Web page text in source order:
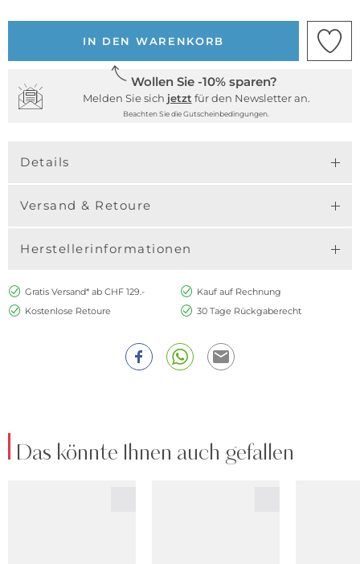
IN DEN WARENKORB
Wollen Sie -10% sparen?
Melden Sie sich jetzt für den Newsletter an.
Beachten Sie die Gutscheinbedingungen.
Details
Versand & Retoure
Herstellerinformationen
Gratis Versand* ab CHF 129.-
Kauf auf Rechnung
Kostenlose Retoure
30 Tage Rückgaberecht
Das könnte Ihnen auch gefallen